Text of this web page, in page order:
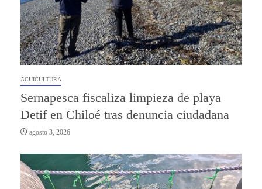
ACUICULTURA
Sernapesca fiscaliza limpieza de playa
Detif en Chiloé tras denuncia ciudadana
agosto 3, 2026